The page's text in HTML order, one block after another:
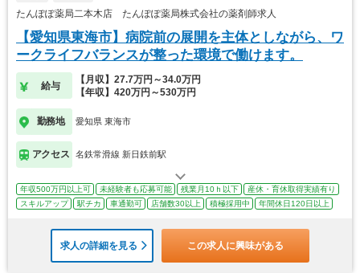
たんぽぽ薬局二本木店 たんぽぽ薬局株式会社の薬剤師求人
【愛知県東海市】病院前の展開を主体としながら、ワ
ークライフバランスが整った環境で働けます。
給与
【月収】27.7万円～34.0万円
【年収】420万円～530万円
勤務地 愛知県 東海市
アクセス 名鉄常滑線 新日鉄前駅
年収500万円以上可 未経験者も応募可能 残業月10ｈ以下
産休・育休取得実績有り
スキルアップ
駅チカ 車通勤可 店舗数30以上 積極採用中 年間休日120日以上
求人の詳細を見る この求人に興味がある